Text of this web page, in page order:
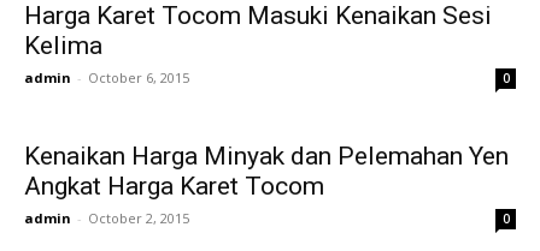
Harga Karet Tocom Masuki Kenaikan Sesi
Kelima
admin - October 6, 2015 0
Kenaikan Harga Minyak dan Pelemahan Yen
Angkat Harga Karet Tocom
admin - October 2, 2015 0